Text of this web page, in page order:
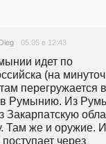
05.05 в 12:43
идет по
(на
перегружается в
в Румынию. Из
Закарпатскую
Там же и оружие.
через